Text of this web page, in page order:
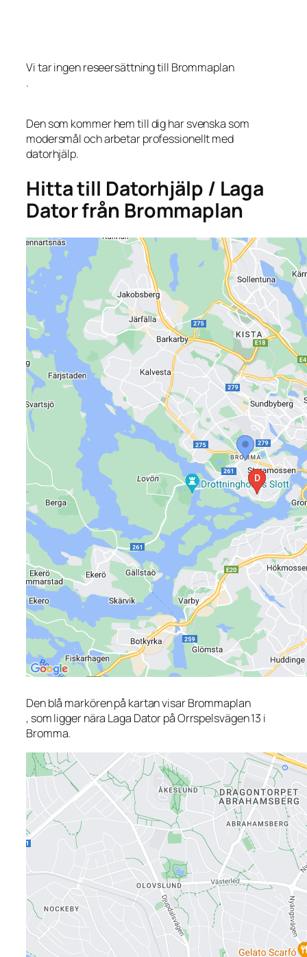
Vi tar ingen reseersättning till Brommaplan
.
Den som kommer hem till dig har svenska som
modersmål och arbetar professionellt med
datorhjälp.
Hitta till Datorhjälp / Laga
Dator från Brommaplan
Den blå markören på kartan visar Brommaplan
, som ligger nära Laga Dator på Orrspelsvägen 13 i
Bromma.